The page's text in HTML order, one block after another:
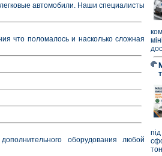
автомобили. Наши специалисты
что поломалось и насколько сложная
оборудования любой